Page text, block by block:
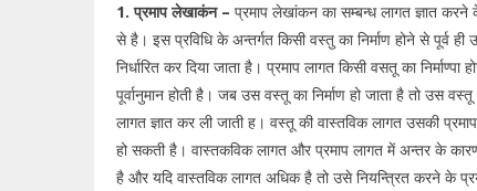
1. प्रमाप लेखाकंन – प्रमाप लेखांकन का सम्बन्ध लागत ज्ञात
से है। इस प्रविधि के अन्तर्गत किसी वस्तु का निर्माण होने से पूर्व ही
निर्धारित कर दिया जाता है। प्रमाप लागत किसी वसतू का निर्माण्पा
पूर्वानुमान होती है। जब उस वस्तू का निर्माण हो जाता है तो उस
लागत ज्ञात कर ली जाती ह। वस्तू की वास्तविक लागत उसकी
हो सकती है। वास्तकविक लागत और प्रमाप लागत में अन्तर के
है और यदि वास्तविक लागत अधिक है तो उसे नियन्त्रित करने के